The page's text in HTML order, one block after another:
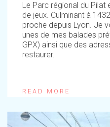
Le Parc régional du Pilat
de jeux. Culminant à
proche depuis Lyon. Je
unes de mes balades
GPX) ainsi que des
restaurer.
READ MORE